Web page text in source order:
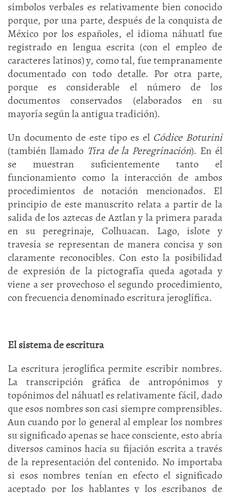
símbolos verbales es relativamente bien conocido
porque, por una parte, después de la conquista de
México por los españoles, el idioma náhuatl fue
registrado en lengua escrita (con el empleo de
caracteres latinos) y, como tal, fue tempranamente
documentado con todo detalle. Por otra parte,
porque es considerable el número de los
documentos conservados (elaborados en su
mayoría según la antigua tradición).
Un documento de este tipo es el Códice Boturini
(también llamado Tira de la Peregrinación). En él
se muestran suficientemente tanto el
funcionamiento como la interacción de ambos
procedimientos de notación mencionados. El
principio de este manuscrito relata a partir de la
salida de los aztecas de Aztlan y la primera parada
en su peregrinaje, Colhuacan. Lago, islote y
travesía se representan de manera concisa y son
claramente reconocibles. Con esto la posibilidad
de expresión de la pictografía queda agotada y
viene a ser provechoso el segundo procedimiento,
con frecuencia denominado escritura jeroglífica.
El sistema de escritura
La escritura jeroglífica permite escribir nombres.
La transcripción gráfica de antropónimos y
topónimos del náhuatl es relativamente fácil, dado
que esos nombres son casi siempre comprensibles.
Aun cuando por lo general al emplear los nombres
su significado apenas se hace consciente, esto abría
diversos caminos hacia su fijación escrita a través
de la representación del contenido. No importaba
si esos nombres tenían en efecto el significado
aceptado por los hablantes y los escribanos de